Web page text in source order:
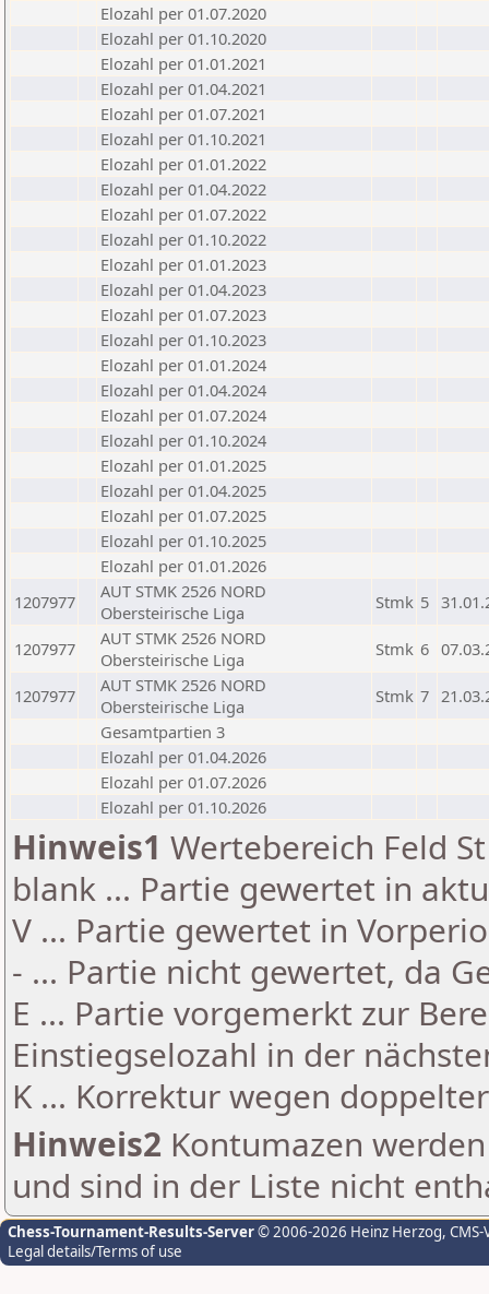
Elozahl per 01.07.2020
Elozahl per 01.10.2020
Elozahl per 01.01.2021
Elozahl per 01.04.2021
Elozahl per 01.07.2021
Elozahl per 01.10.2021
Elozahl per 01.01.2022
Elozahl per 01.04.2022
Elozahl per 01.07.2022
Elozahl per 01.10.2022
Elozahl per 01.01.2023
Elozahl per 01.04.2023
Elozahl per 01.07.2023
Elozahl per 01.10.2023
Elozahl per 01.01.2024
Elozahl per 01.04.2024
Elozahl per 01.07.2024
Elozahl per 01.10.2024
Elozahl per 01.01.2025
Elozahl per 01.04.2025
Elozahl per 01.07.2025
Elozahl per 01.10.2025
Elozahl per 01.01.2026
1207977
AUT STMK 2526 NORD
Obersteirische Liga
Stmk 5
1207977
AUT STMK 2526 NORD
Obersteirische Liga
Stmk 6
1207977
AUT STMK 2526 NORD
Obersteirische Liga
Stmk 7
Gesamtpartien 3
Elozahl per 01.04.2026
Elozahl per 01.07.2026
Elozahl per 01.10.2026
Hinweis1 Wertebereich Feld
blank ... Partie gewertet in
V ... Partie gewertet in
- ... Partie nicht gewertet, da
E ... Partie vorgemerkt zur
Einstiegselozahl in der
K ... Korrektur wegen
Hinweis2 Kontumazen
und sind in der Liste nicht
Chess-Tournament-Results-Server© 2006-2026 Heinz Herzog,
Legal details/Terms of use